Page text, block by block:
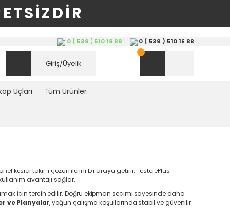
0 ( 539 ) 510 18 88 0 ( 539 ) 510 18 88
Giriş/Üyelik
Uçları Tüm Ürünler
kesici takım çözümlerini bir araya getirir. TesterePlus
avantajı sağlar.
için tercih edilir. Doğru ekipman seçimi sayesinde daha
ve Planyalar, yoğun çalışma koşullarında stabil ve güvenilir